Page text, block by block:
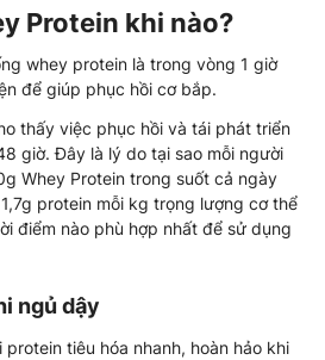
Protein khi nào?
whey protein là trong vòng 1 giờ
để giúp phục hồi cơ bắp.
thấy việc phục hồi và tái phát triển
giờ. Đây là lý do tại sao mỗi người
Whey Protein trong suốt cả ngày
protein mỗi kg trọng lượng cơ thể
điểm nào phù hợp nhất để sử dụng
ngủ dậy
tiêu hóa nhanh, hoàn hảo khi